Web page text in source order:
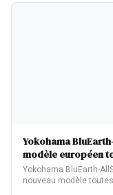
Yokohama
modèle européen
Yokohama BluEarth-
nouveau modèle